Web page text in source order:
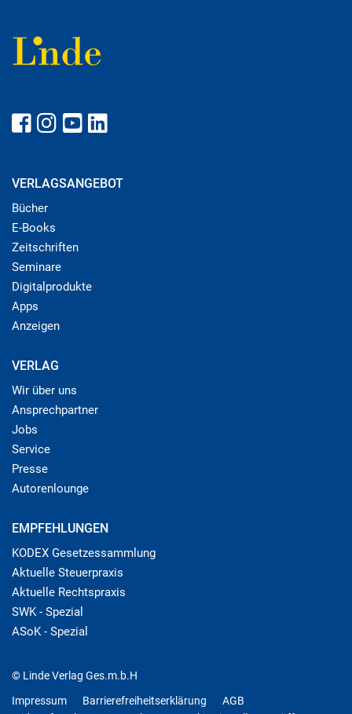
VERLAGSANGEBOT
Bücher
E-Books
Zeitschriften
Seminare
Digitalprodukte
Apps
Anzeigen
VERLAG
Wir über uns
Ansprechpartner
Jobs
Service
Presse
Autorenlounge
EMPFEHLUNGEN
KODEX Gesetzessammlung
Aktuelle Steuerpraxis
Aktuelle Rechtspraxis
SWK - Spezial
ASoK - Spezial
© Linde Verlag Ges.m.b.H
Impressum
Barrierefreiheitserklärung
AGB